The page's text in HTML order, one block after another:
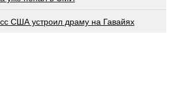
США устроил драму на Гавайях